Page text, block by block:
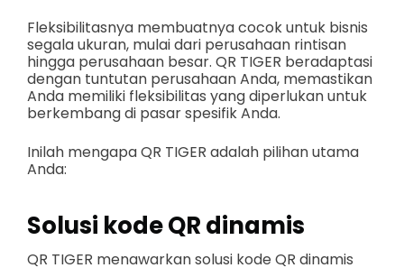
Fleksibilitasnya membuatnya cocok untuk bisnis
segala ukuran, mulai dari perusahaan rintisan
hingga perusahaan besar. QR TIGER beradaptasi
dengan tuntutan perusahaan Anda, memastikan
Anda memiliki fleksibilitas yang diperlukan untuk
berkembang di pasar spesifik Anda.
Inilah mengapa QR TIGER adalah pilihan utama
Anda:
Solusi kode QR dinamis
QR TIGER menawarkan solusi kode QR dinamis